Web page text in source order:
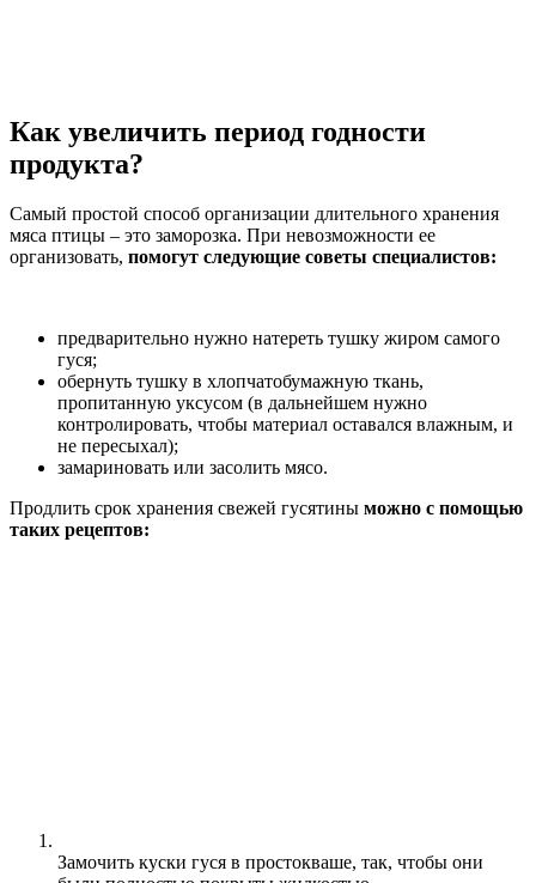
Как увеличить период годности
продукта?
Самый простой способ организации длительного хранения
мяса птицы – это заморозка. При невозможности ее
организовать, помогут следующие советы специалистов:
предварительно нужно натереть тушку жиром самого
гуся;
обернуть тушку в хлопчатобумажную ткань,
пропитанную уксусом (в дальнейшем нужно
контролировать, чтобы материал оставался влажным, и
не пересыхал);
замариновать или засолить мясо.
Продлить срок хранения свежей гусятины можно с помощью
таких рецептов:
Замочить куски гуся в простокваше, так, чтобы они